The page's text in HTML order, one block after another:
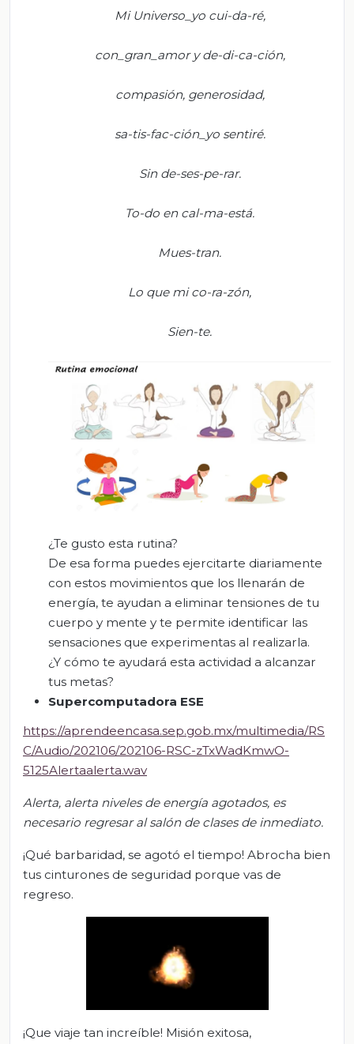
Mi Universo_yocui-da-ré,
con_gran_amory de-di-ca-ción,
compasión, generosidad,
sa-tis-fac-ción_yosentiré.
Sin de-ses-pe-rar.
To-do en cal-ma-está.
Mues-tran.
Lo que mico-ra-zón,
Sien-te.
¿Te gusto esta rutina?
De esa forma puedes ejercitarte diariamente
con estos movimientos que los llenarán de
energía, te ayudan a eliminar tensiones de tu
cuerpo y mente y te permite identificar las
sensaciones que experimentas al realizarla.
¿Y cómo te ayudará esta actividad a alcanzar
tus metas?
Supercomputadora ESE
https://aprendeencasa.sep.gob.mx/multimedia/RS
C/Audio/202106/202106-RSC-zTxWadKmwO-
5125Alertaalerta.wav
Alerta, alerta niveles de energía agotados, es
necesario regresar al salón de clases de inmediato.
¡Qué barbaridad, se agotó el tiempo! Abrocha bien
tus cinturones de seguridad porque vas de
regreso.
¡Que viaje tan increíble! Misión exitosa,